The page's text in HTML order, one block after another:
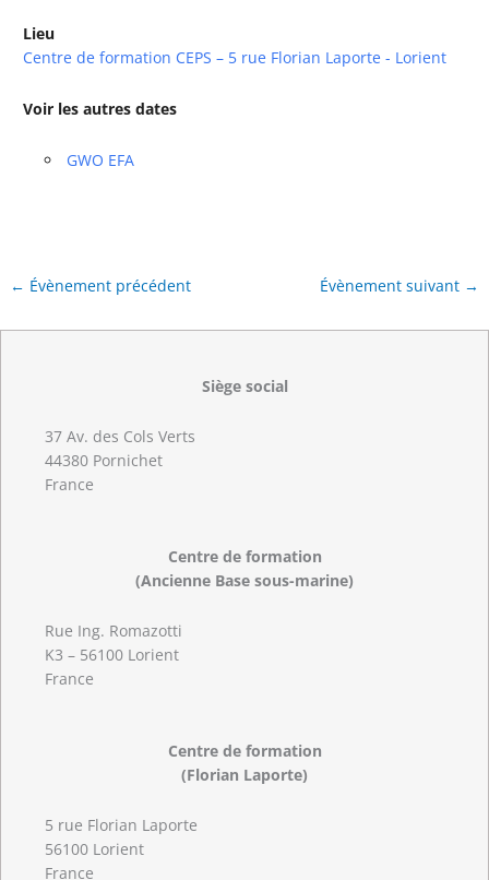
Lieu
Centre de formation CEPS – 5 rue Florian Laporte - Lorient
Voir les autres dates
GWO EFA
← Évènement précédent Évènement suivant →
Siège social
37 Av. des Cols Verts
44380 Pornichet
France
Centre de formation
(Ancienne Base sous-marine)
Rue Ing. Romazotti
K3 – 56100 Lorient
France
Centre de formation
(Florian Laporte)
5 rue Florian Laporte
56100 Lorient
France